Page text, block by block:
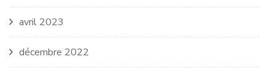
avril 2023
décembre 2022